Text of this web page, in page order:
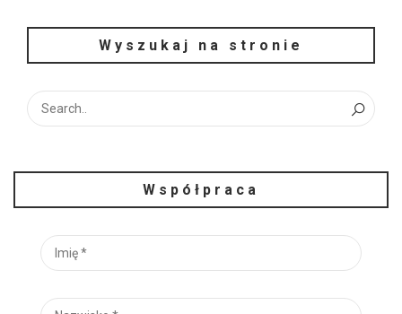
Wyszukaj na stronie
Współpraca